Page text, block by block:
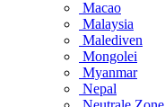
Macao
Malaysia
Malediven
Mongolei
Myanmar
Nepal